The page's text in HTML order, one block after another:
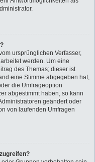
ursprünglichen Verfasser,
werden. Um eine
des Themas; dieser ist
eine Stimme abgegeben hat,
die Umfrageoption
abgestimmt haben, so kann
geändert oder
von laufenden Umfragen